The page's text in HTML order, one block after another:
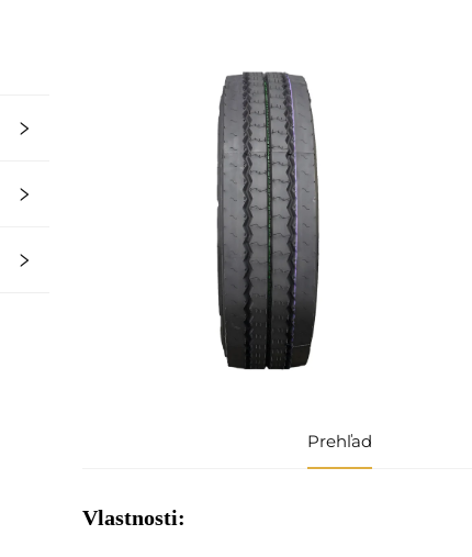
Prehľad
Vlastnosti: